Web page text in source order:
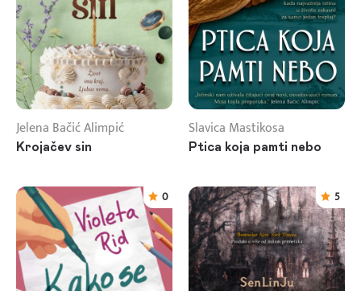
Jelena Bačić Alimpić
Krojačev sin
Slavica Mastikosa
Ptica koja pamti nebo
0 5